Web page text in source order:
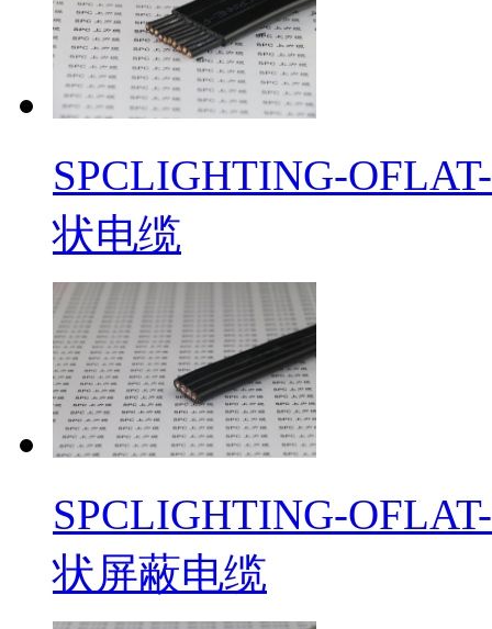
​SPCLIGHTING-
状电缆
​SPCLIGHTING-
状屏蔽电缆